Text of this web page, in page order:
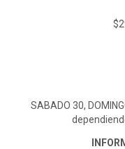
SABADO 30,